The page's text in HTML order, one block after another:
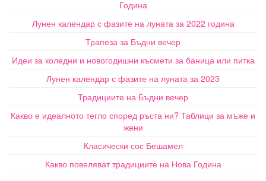
Година
Лунен календар с фазите на луната за 2022 година
Трапеза за Бъдни вечер
Идеи за коледни и новогодишни късмети за баница или питка
Лунен календар с фазите на луната за 2023
Традициите на Бъдни вечер
Какво е идеалното тегло според ръста ни? Таблици за мъже и
жени
Класически сос Бешамел
Какво повеляват традициите на Нова Година